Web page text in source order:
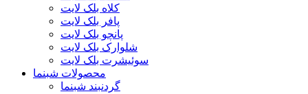
کلاه بلک لایت
پافر بلک لایت
پانچو بلک لایت
شلوارک بلک لایت
سوئیشرت بلک لایت
محصولات شبنما
گردنبند شبنما